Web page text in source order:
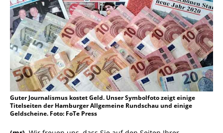
Guter Journalismus kostet Geld. Unser Symbolfoto zeigt einige
Titelseiten der Hamburger Allgemeine Rundschau und einige
Geldscheine. Foto: FoTe Press